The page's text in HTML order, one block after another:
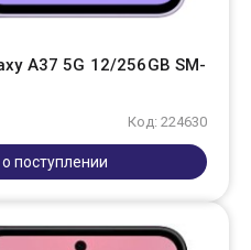
A37 5G 12/256GB SM-
Код: 224630
поступлении